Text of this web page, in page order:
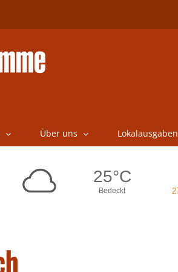
Über uns Lokalausgaben